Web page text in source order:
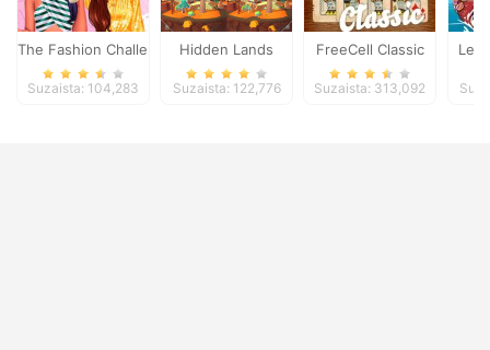
The Fashion Challenge Beachwear
Suzaista: 104,283
Hidden Lands
Suzaista: 122,776
FreeCell Classic
Suzaista: 313,092